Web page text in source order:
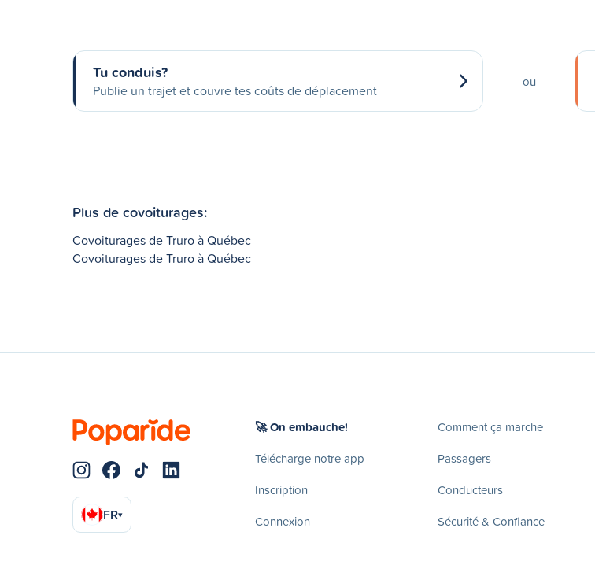
Tu conduis?
Publie un trajet et couvre tes coûts de déplacement
ou
Plus de covoiturages:
Covoiturages de Truro à Québec
Covoiturages de Truro à Québec
FR▾
🚀 On embauche!
Télécharge notre app
Inscription
Connexion
Comment ça marche
Passagers
Conducteurs
Sécurité & Confiance